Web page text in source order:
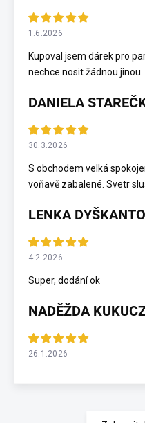
1.6.2026
Kupoval jsem dárek pro
nechce nosit žádnou jinou.
DANIELA
30.3.2026
S obchodem velká
voňavě zabalené. Svetr
LENKA
4.2.2026
Super, dodání ok
NADĚŽDA
26.1.2026